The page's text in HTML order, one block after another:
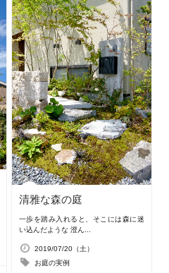
清雅な森の庭
一歩を踏み入れると、そこには森に迷
い込んだような 澄ん...
2019/07/20（土）
お庭の実例